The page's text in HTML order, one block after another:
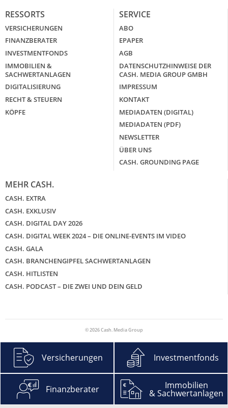
RESSORTS
VERSICHERUNGEN
FINANZBERATER
INVESTMENTFONDS
IMMOBILIEN &
SACHWERTANLAGEN
DIGITALISIERUNG
RECHT & STEUERN
KÖPFE
SERVICE
ABO
EPAPER
AGB
DATENSCHUTZHINWEISE DER
CASH. MEDIA GROUP GMBH
IMPRESSUM
KONTAKT
MEDIADATEN (DIGITAL)
MEDIADATEN (PDF)
NEWSLETTER
ÜBER UNS
CASH. GROUNDING PAGE
MEHR CASH.
CASH. EXTRA
CASH. EXKLUSIV
CASH. DIGITAL DAY 2026
CASH. DIGITAL WEEK 2024 – DIE ONLINE-EVENTS IM VIDEO
CASH. GALA
CASH. BRANCHENGIPFEL SACHWERTANLAGEN
CASH. HITLISTEN
CASH. PODCAST – DIE ZWEI UND DEIN GELD
© 2026 Cash. Media Group
Versicherungen Investmentfonds
Finanzberater Immobilien
& Sachwertanlagen